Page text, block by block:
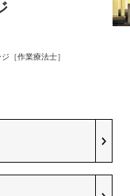
［作業療法士］